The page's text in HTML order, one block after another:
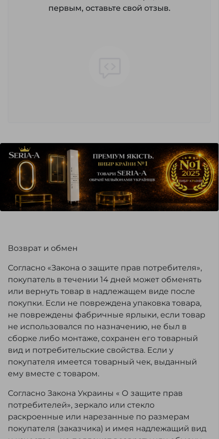
первым, оставьте свой отзыв.
Возврат и обмен
Согласно «Закона о защите прав потребителя»,
покупатель в течении 14 дней может обменять
или вернуть товар в надлежащем виде после
покупки. Если не повреждена упаковка товара,
не повреждены фабричные ярлыки, если товар
не использовался по назначению, не был в
сборке либо монтаже, сохранен его товарный
вид и потребительские свойства. Если у
покупателя имеется товарный чек, выданный
ему вместе с товаром.
Согласно Закона Украины « О защите прав
потребителей», зеркало или стекло
раскроенные или нарезанные по размерам
покупателя (заказчика) и имея надлежащий вид